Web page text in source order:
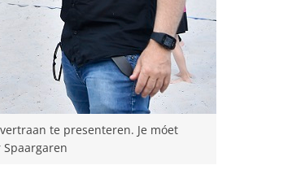
te presenteren. Je móet